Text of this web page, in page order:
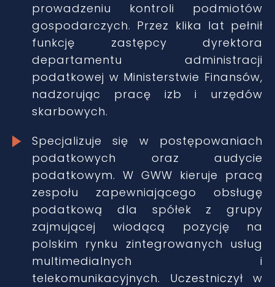
prowadzeniu kontroli podmiotów
gospodarczych. Przez klika lat pełnił
funkcję zastępcy dyrektora
departamentu administracji
podatkowej w Ministerstwie Finansów,
nadzorując pracę izb i urzędów
skarbowych.
Specjalizuje się w postępowaniach
podatkowych oraz audycie
podatkowym. W GWW kieruje pracą
zespołu zapewniającego obsługę
podatkową dla spółek z grupy
zajmującej wiodącą pozycję na
polskim rynku zintegrowanych usług
multimedialnych i
telekomunikacyjnych. Uczestniczył w